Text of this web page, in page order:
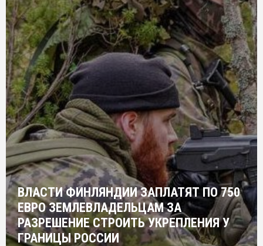
ВЛАСТИ ФИНЛЯНДИИ ЗАПЛАТЯТ ПО 750
ЕВРО ЗЕМЛЕВЛАДЕЛЬЦАМ ЗА
РАЗРЕШЕНИЕ СТРОИТЬ УКРЕПЛЕНИЯ У
ГРАНИЦЫ РОССИИ